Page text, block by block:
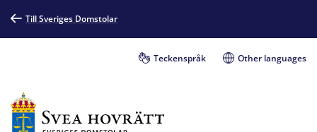
Till Sveriges Domstolar
Teckenspråk Other languages